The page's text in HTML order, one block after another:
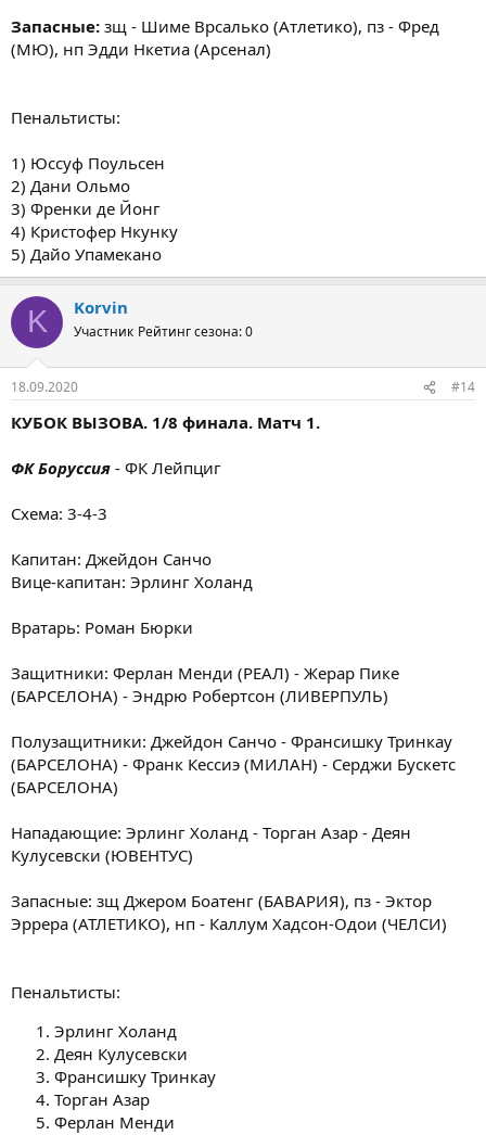
Запасные: зщ - Шиме Врсалько (Атлетико), пз - Фред
(МЮ), нп Эдди Нкетиа (Арсенал)
Пенальтисты:
1) Юссуф Поульсен
2) Дани Ольмо
3) Френки де Йонг
4) Кристофер Нкунку
5) Дайо Упамекано
K Korvin
Участник Рейтинг сезона: 0
18.09.2020 #14
КУБОК ВЫЗОВА. 1/8 финала. Матч 1.
ФК Боруссия - ФК Лейпциг
Схема: 3-4-3
Капитан: Джейдон Санчо
Вице-капитан: Эрлинг Холанд
Вратарь: Роман Бюрки
Защитники: Ферлан Менди (РЕАЛ) - Жерар Пике
(БАРСЕЛОНА) - Эндрю Робертсон (ЛИВЕРПУЛЬ)
Полузащитники: Джейдон Санчо - Франсишку Тринкау
(БАРСЕЛОНА) - Франк Кессиэ (МИЛАН) - Серджи Бускетс
(БАРСЕЛОНА)
Нападающие: Эрлинг Холанд - Торган Азар - Деян
Кулусевски (ЮВЕНТУС)
Запасные: зщ Джером Боатенг (БАВАРИЯ), пз - Эктор
Эррера (АТЛЕТИКО), нп - Каллум Хадсон-Одои (ЧЕЛСИ)
Пенальтисты:
Эрлинг Холанд
Деян Кулусевски
Франсишку Тринкау
Торган Азар
Ферлан Менди